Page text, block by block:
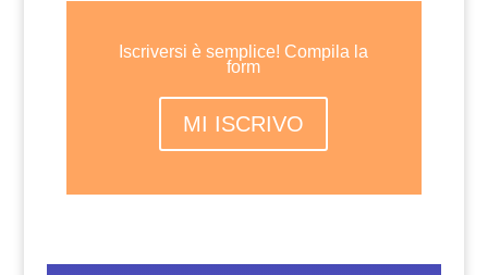
Iscriversi è semplice! Compila la
form
MI ISCRIVO